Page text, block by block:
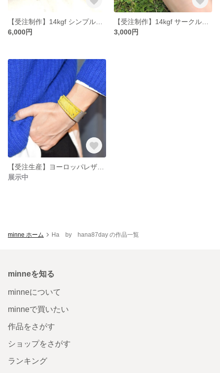
6,000円
3,000円
展示中
minne ホーム Ha by hana87day の作品一覧
minneを知る
minneについて
minneで買いたい
作品をさがす
ショップをさがす
ランキング